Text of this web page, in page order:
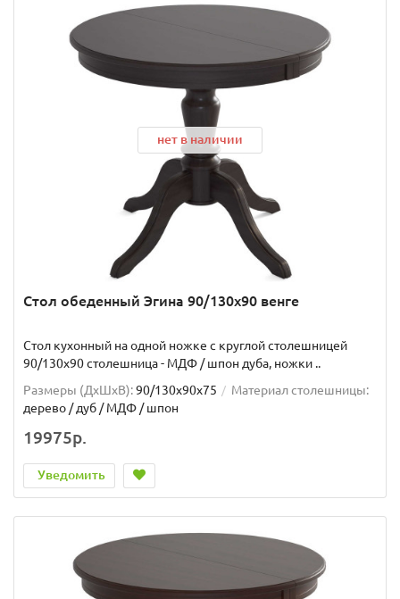
нет в наличии
Стол обеденный Эгина 90/130х90 венге
Стол кухонный на одной ножке с круглой столешницей
90/130х90 столешница - МДФ / шпон дуба, ножки ..
Размеры (ДхШxВ):90/130х90х75
Материал столешницы:
дерево / дуб / МДФ / шпон
19975р.
Уведомить